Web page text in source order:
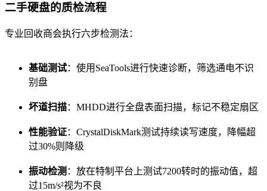
二手硬盘的质检流程
专业回收商会执行六步检测法：
基础测试：使用SeaTools进行快速诊断，筛选通电不识
别盘
坏道扫描：MHDD进行全盘表面扫描，标记不稳定扇区
性能验证：CrystalDiskMark测试持续读写速度，降幅超
过30%则降级
振动检测 ：放在特制平台上测试7200转时的振动值，超
过15m/s²视为不良